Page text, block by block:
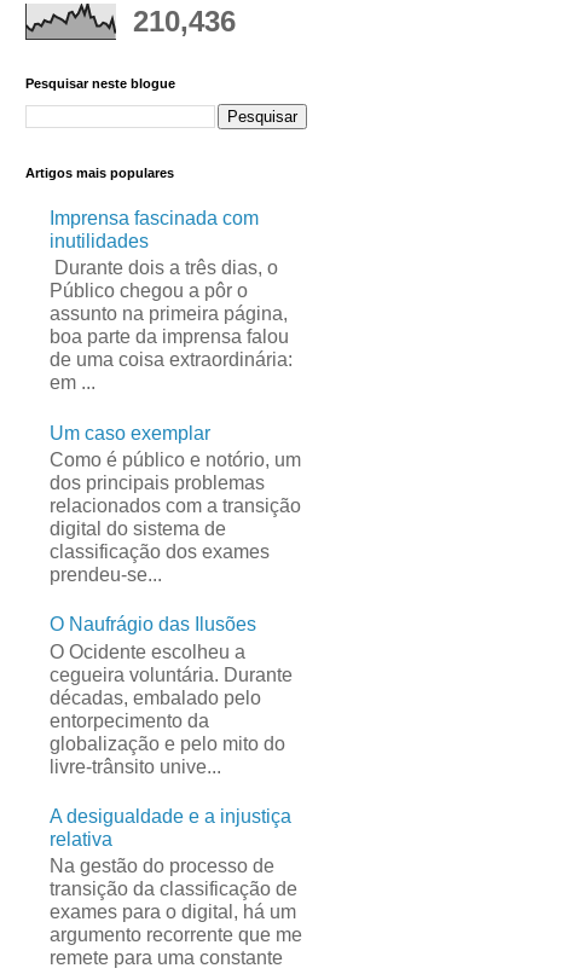
210,436
Pesquisar neste blogue
Artigos mais populares
Imprensa fascinada com
inutilidades
Durante dois a três dias, o
Público chegou a pôr o
assunto na primeira página,
boa parte da imprensa falou
de uma coisa extraordinária:
em ...
Um caso exemplar
Como é público e notório, um
dos principais problemas
relacionados com a transição
digital do sistema de
classificação dos exames
prendeu-se...
O Naufrágio das Ilusões
O Ocidente escolheu a
cegueira voluntária. Durante
décadas, embalado pelo
entorpecimento da
globalização e pelo mito do
livre-trânsito unive...
A desigualdade e a injustiça
relativa
Na gestão do processo de
transição da classificação de
exames para o digital, há um
argumento recorrente que me
remete para uma constante